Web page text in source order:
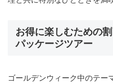
お得に楽しむための
パッケージツアー
ゴールデンウィーク中のテー